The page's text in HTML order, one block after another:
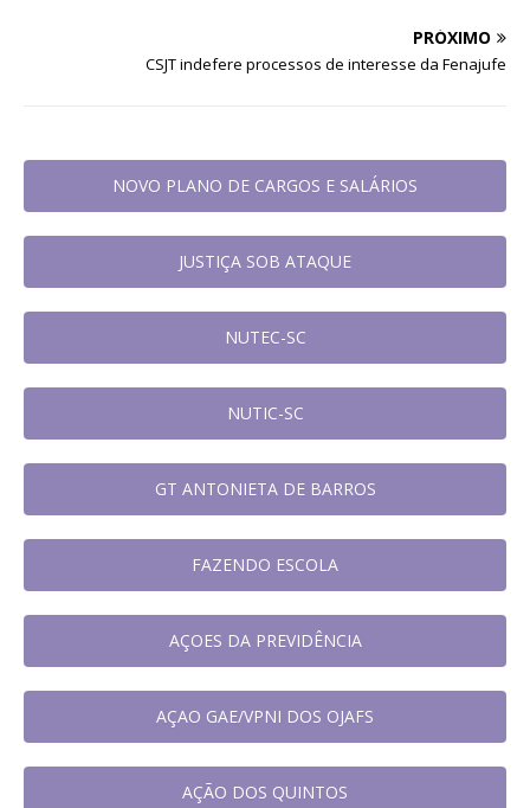
PRÓXIMO
CSJT indefere processos de interesse da Fenajufe
NOVO PLANO DE CARGOS E SALÁRIOS
JUSTIÇA SOB ATAQUE
NUTEC-SC
NUTIC-SC
GT ANTONIETA DE BARROS
FAZENDO ESCOLA
AÇOES DA PREVIDÊNCIA
AÇAO GAE/VPNI DOS OJAFS
AÇÃO DOS QUINTOS